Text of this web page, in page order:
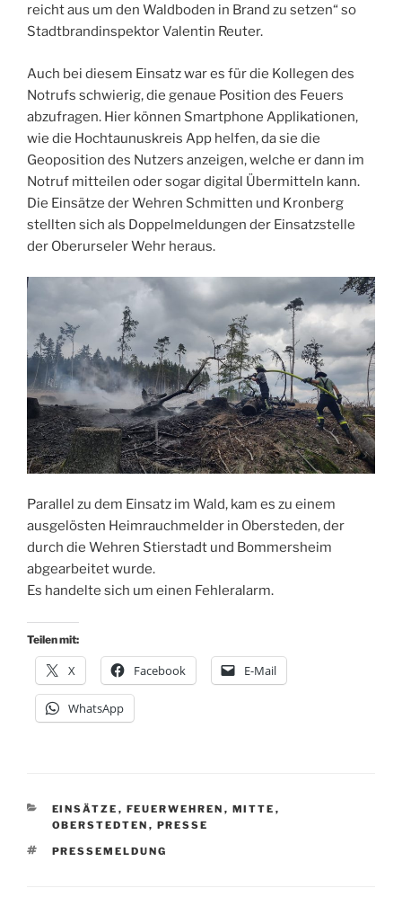
reicht aus um den Waldboden in Brand zu setzen“ so
Stadtbrandinspektor Valentin Reuter.
Auch bei diesem Einsatz war es für die Kollegen des
Notrufs schwierig, die genaue Position des Feuers
abzufragen. Hier können Smartphone Applikationen,
wie die Hochtaunuskreis App helfen, da sie die
Geoposition des Nutzers anzeigen, welche er dann im
Notruf mitteilen oder sogar digital Übermitteln kann.
Die Einsätze der Wehren Schmitten und Kronberg
stellten sich als Doppelmeldungen der Einsatzstelle
der Oberurseler Wehr heraus.
Parallel zu dem Einsatz im Wald, kam es zu einem
ausgelösten Heimrauchmelder in Obersteden, der
durch die Wehren Stierstadt und Bommersheim
abgearbeitet wurde.
Es handelte sich um einen Fehleralarm.
Teilen mit:
X Facebook E-Mail
WhatsApp
KATEGORIEN
EINSÄTZE , FEUERWEHREN , MITTE ,
OBERSTEDTEN , PRESSE
SCHLAGWÖRTER
PRESSEMELDUNG